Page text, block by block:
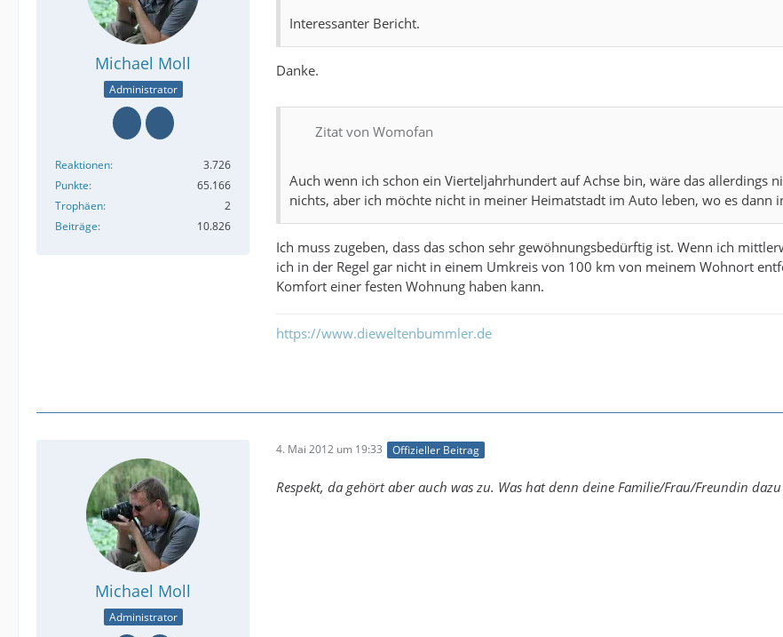
Michael Moll
Administrator
Reaktionen
3.726
Punkte
65.166
Trophäen
2
Beiträge
10.826
Interessanter Bericht.
Danke.
Zitat von Womofan
Auch wenn ich schon ein Vierteljahrhundert auf Achse bin, wäre das allerdings
nichts, aber ich möchte nicht in meiner Heimatstadt im Auto leben, wo es dann
Ich muss zugeben, dass das schon sehr gewöhnungsbedürftig ist. Wenn ich
ich in der Regel gar nicht in einem Umkreis von 100 km von meinem Wohnort
Komfort einer festen Wohnung haben kann.
https://www.dieweltenbummler.de
Michael Moll
Administrator
4. Mai 2012 um 19:33 Offizieller Beitrag
Respekt, da gehört aber auch was zu. Was hat denn deine Familie/Frau/Freundin